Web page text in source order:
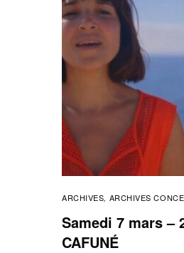
ARCHIVES, ARCHIVES
Samedi 7 mars –
CAFUNÉ